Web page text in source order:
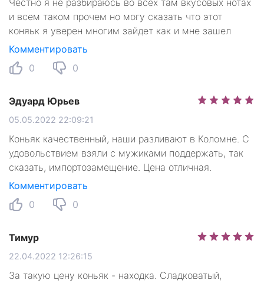
и всем таком прочем но могу сказать что этот
коняьк я уверен многим зайдет как и мне зашел
Комментировать
0
0
Эдуард Юрьев
05.05.2022 22:09:21
Коньяк качественный, наши разливают в Коломне. С
удовольствием взяли с мужиками поддержать, так
сказать, импортозамещение. Цена отличная.
Комментировать
0
0
Тимур
22.04.2022 12:26:15
За такую цену коньяк - находка. Сладковатый,